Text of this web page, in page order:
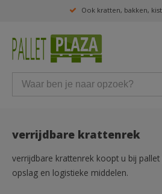
Ook kratten, bakken,
verrijdbare krattenrek
verrijdbare krattenrek koopt u bij
opslag en logistieke middelen.